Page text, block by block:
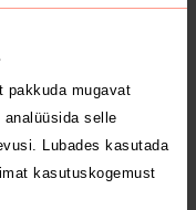
pakkuda mugavat
selle
Lubades kasutada
kasutuskogemust